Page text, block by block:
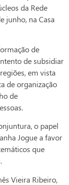
da Rede
junho, na Casa
de
de subsidiar
em vista
de organização
de
o papel
Jogue a favor
que
Vieira Ribeiro,